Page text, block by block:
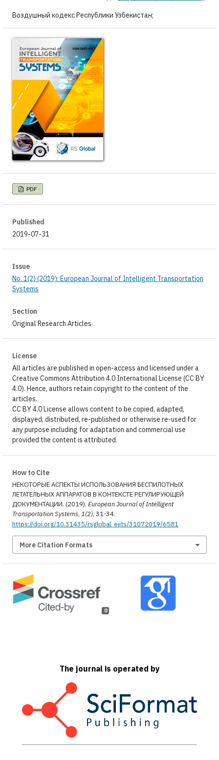
Воздушный кодекс Республики Узбекистан;
PDF
Published
2019-07-31
Issue
No. 1(2) (2019): European Journal of Intelligent Transportation
Systems
Section
Original Research Articles
License
All articles are published in open-access and licensed under a
Creative Commons Attribution 4.0 International License (CC BY
4.0). Hence, authors retain copyright to the content of the
articles.
CC BY 4.0 License allows content to be copied, adapted,
displayed, distributed, re-published or otherwise re-used for
any purpose including for adaptation and commercial use
provided the content is attributed.
How to Cite
НЕКОТОРЫЕ АСПЕКТЫ ИСПОЛЬЗОВАНИЯ БЕСПИЛОТНЫХ
ЛЕТАТЕЛЬНЫХ АППАРАТОВ В КОНТЕКСТЕ РЕГУЛИРУЮЩЕЙ
ДОКУМЕНТАЦИИ. (2019). European Journal of Intelligent
Transportation Systems, 1(2), 31-34.
https://doi.org/10.31435/rsglobal_ejits/31072019/6581
More Citation Formats
0
The journal is operated by